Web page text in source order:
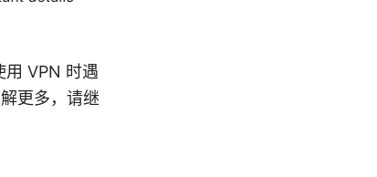
用 VPN 时遇
更多，请继